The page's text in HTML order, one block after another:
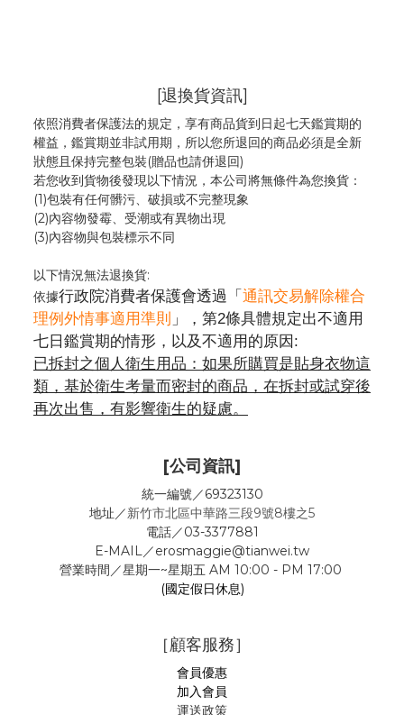
[退換貨資訊]
依照消費者保護法的規定，享有商品貨到日起七天鑑賞期的
權益，鑑賞期並非試用期，所以您所退回的商品必須是全新
狀態且保持完整包裝(贈品也請併退回)
若您收到貨物後發現以下情況，本公司將無條件為您換貨：
(1)包裝有任何髒污、破損或不完整現象
(2)內容物發霉、 受潮或有異物出現
(3)內容物與包裝標示不同
以下情況無法退換貨:
依據行政院消費者保護會透過「 通訊交易解除權合
理例外情事適用準則 」，第2條具體規定出不適用
七日鑑賞期的情形，以及不適用的原因:
已拆封之個人衛生用品：如果所購買是貼身衣物這
類，基於衛生考量而密封的商品，在拆封或試穿後
再次出售，有影響衛生的疑慮。
[公司資訊]
統一編號／69323130
地址／新竹市北區中華路三段9號8樓之5
電話／03-3377881
E-MAIL／erosmaggie@tianwei.tw
營業時間／星期一~星期五 AM 10:00 - PM 17:00
(國定假日休息)
［顧客服務］
會員優惠
加入會員
運送政策